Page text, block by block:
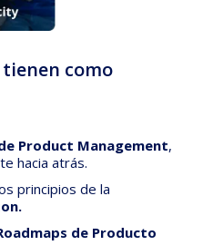
como
Product Management,
hacia atrás.
principios de la
de Producto